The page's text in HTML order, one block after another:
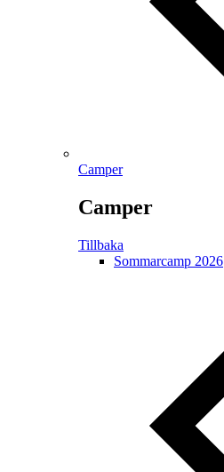
Camper
Camper
Tillbaka
Sommarcamp 2026